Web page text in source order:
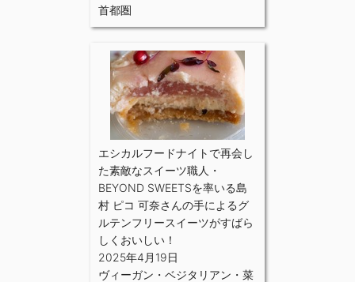
首都圏
エシカルフードナイトで再会し
た素敵なスイーツ職人・
BEYOND SWEETSを率いる島
村 ピコ 可奈さんの手によるグ
ルテンフリースイーツがすばら
しくおいしい！
2025年4月19日
ヴィーガン・ベジタリアン・菜